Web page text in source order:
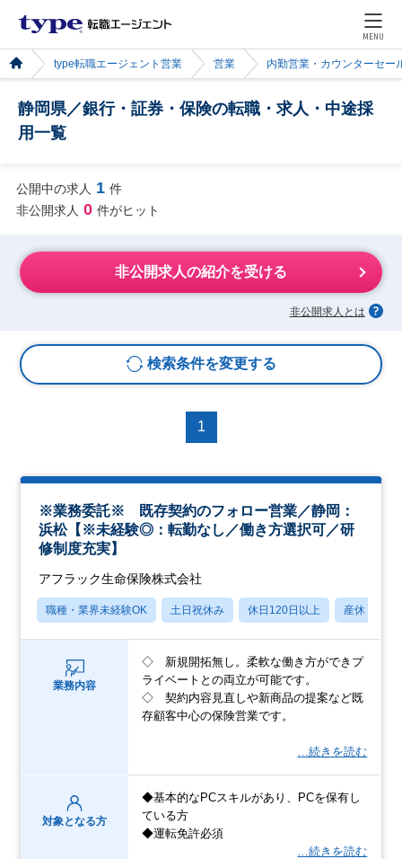
MENU
type転職エージェント営業 営業 内勤営業・カウンターセー
静岡県／銀行・証券・保険の転職・求人・中途採
用一覧
公開中の求人 1 件
非公開求人 0 件がヒット
非公開求人の紹介を受ける
非公開求人とは
検索条件を変更する
1
※業務委託※ 既存契約のフォロー営業／静岡：
浜松【※未経験◎：転勤なし／働き方選択可／研
修制度充実】
アフラック生命保険株式会社
職種・業界未経験OK 土日祝休み 休日120日以上 産休・育休
業務内容
◇ 新規開拓無し。柔軟な働き方ができプ
ライベートとの両立が可能です。
◇ 契約内容見直しや新商品の提案など既
存顧客中心の保険営業です。
…続きを読む
対象となる方
◆基本的なPCスキルがあり、PCを保有し
ている方
◆運転免許必須
…続きを読む